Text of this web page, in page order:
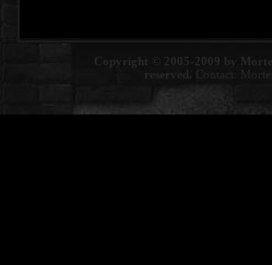
Copyright © 2005-2009 by
reserved. Contact: